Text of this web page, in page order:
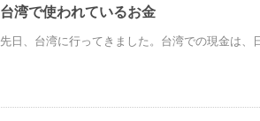
台湾で使われているお金
先日、台湾に行ってきました。台湾での現金は、